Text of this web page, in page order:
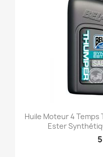
Huile Moteur 4
Ester